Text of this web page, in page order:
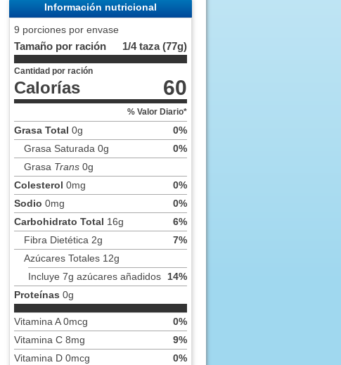
Información nutricional
9 porciones por envase
Tamaño por ración 1/4 taza (77g)
Cantidad por ración
Calorías 60
% Valor Diario*
Grasa Total 0g
0%
Grasa Saturada 0g
0%
Grasa Trans0g
Colesterol 0mg
0%
Sodio 0mg
0%
Carbohidrato Total 16g
6%
Fibra Dietética 2g
7%
Azúcares Totales 12g
Incluye 7g azúcares añadidos
14%
Proteínas 0g
Vitamina A 0mcg
0%
Vitamina C 8mg
9%
Vitamina D 0mcg
0%